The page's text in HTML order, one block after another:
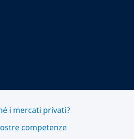
i mercati privati?
competenze